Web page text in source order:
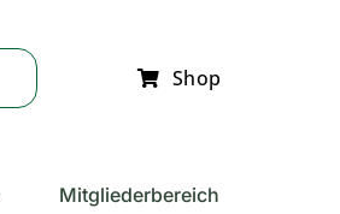
Shop
Mitgliederbereich